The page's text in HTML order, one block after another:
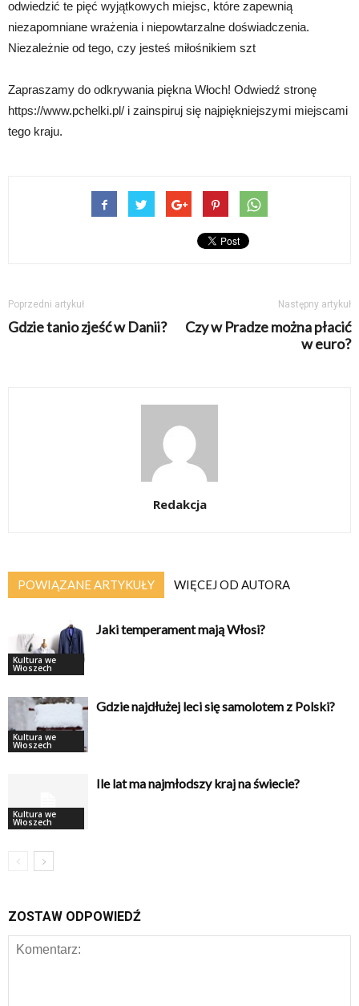
odwiedzić te pięć wyjątkowych miejsc, które zapewnią
niezapomniane wrażenia i niepowtarzalne doświadczenia.
Niezależnie od tego, czy jesteś miłośnikiem szt
Zapraszamy do odkrywania piękna Włoch! Odwiedź stronę
https://www.pchelki.pl/ i zainspiruj się najpiękniejszymi miejscami
tego kraju.
Poprzedni artykuł
Gdzie tanio zjeść w Danii?
Następny artykuł
Czy w Pradze można płacić
w euro?
Redakcja
POWIĄZANE ARTYKUŁY WIĘCEJ OD AUTORA
Kultura we
Włoszech
Jaki temperament mają Włosi?
Kultura we
Włoszech
Gdzie najdłużej leci się samolotem z Polski?
Kultura we
Włoszech
Ile lat ma najmłodszy kraj na świecie?
ZOSTAW ODPOWIEDŹ